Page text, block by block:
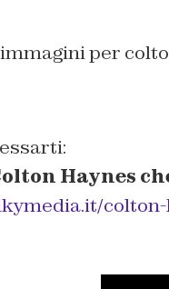
Haynes